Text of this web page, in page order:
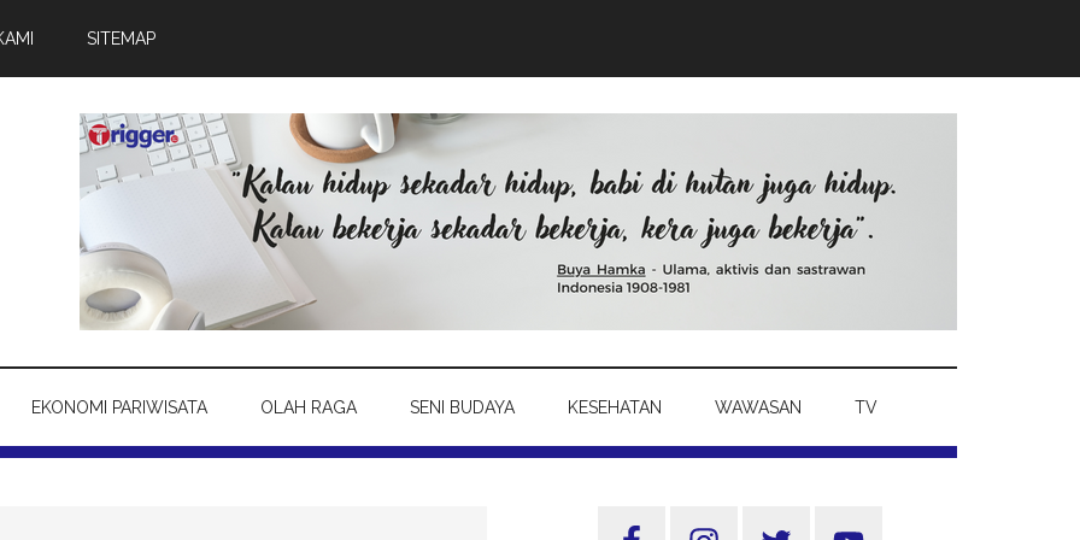
SITEMAP
EKONOMI PARIWISATA OLAH RAGA SENI BUDAYA KESEHATAN WAWASAN TV
Sidebar